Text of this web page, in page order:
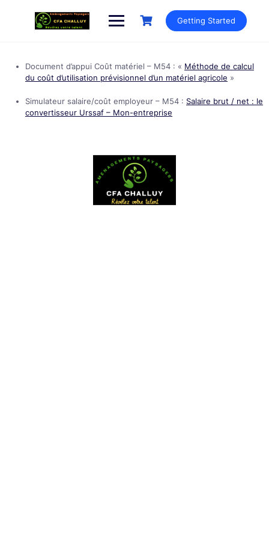
Getting Started
Document d’appui Coût matériel – M54 : « Méthode de calcul
du coût d’utilisation prévisionnel d’un matériel agricole »
Simulateur salaire/coût employeur – M54 : Salaire brut / net : le
convertisseur Urssaf – Mon-entreprise